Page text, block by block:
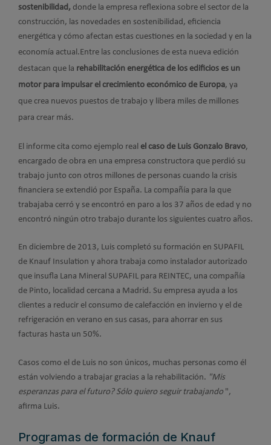
sostenibilidad, donde la empresa reflexiona sobre el sector de la
construcción, las novedades en sostenibilidad, eficiencia
energética y cómo afectan estas cuestiones en la sociedad y en la
economía actual.Entre las conclusiones de esta nueva edición
destacan que la rehabilitación energética de los edificios es un
motor para impulsar el crecimiento económico de Europa, ya
que crea nuevos puestos de trabajo y libera miles de millones
para crear más.
El informe cita como ejemplo real el caso de Luis Gonzalo Bravo,
encargado de obra en una empresa constructora que perdió su
trabajo junto con otros millones de personas cuando la crisis
financiera se extendió por España. La compañía para la que
trabajaba cerró y se encontró en paro a los 37 años de edad y no
encontró ningún otro trabajo durante los siguientes cuatro años.
En diciembre de 2013, Luis completó su formación en SUPAFIL
de Knauf Insulation y ahora trabaja como instalador autorizado
que insufla Lana Mineral SUPAFIL para REINTEC, una compañía
de Pinto, localidad cercana a Madrid. Su empresa ayuda a los
clientes a reducir el consumo de calefacción en invierno y el de
refrigeración en verano en sus casas, para ahorrar en sus
facturas hasta un 50%.
Casos como el de Luis no son únicos, muchas personas como él
están volviendo a trabajar gracias a la rehabilitación. "Mis
esperanzas para el futuro? Sólo quiero seguir trabajando ",
afirma Luis.
Programas de formación de Knauf